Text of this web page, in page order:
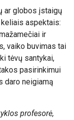
ar globos įstaigų
aspektais:
ir
vaiko buvimas tai
tėvų santykai,
pasirinkimui
daro neigiamą
profesorė,